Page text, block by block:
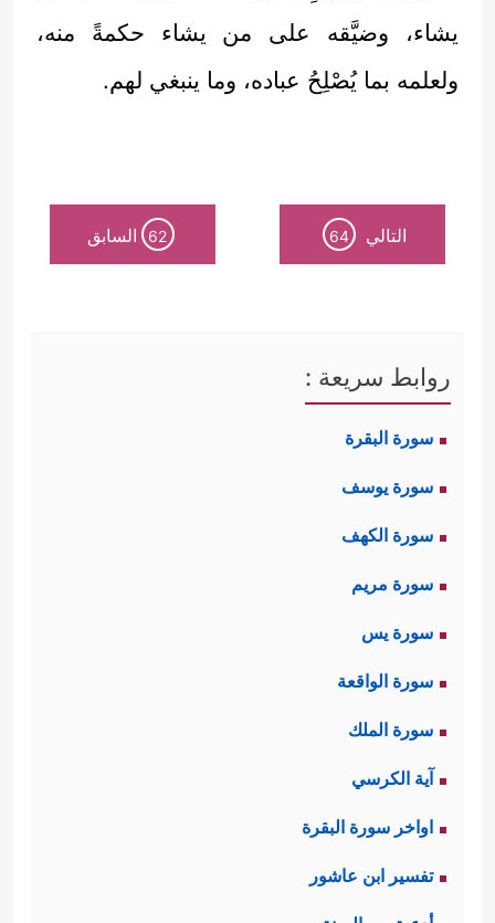
يشاء، وضيَّقه على من يشاء حكمةً منه،
ولعلمه بما يُصْلِحُ عباده، وما ينبغي لهم.
التالي 64
62 السابق
روابط سريعة :
سورة البقرة
سورة يوسف
سورة الكهف
سورة مريم
سورة يس
سورة الواقعة
سورة الملك
آية الكرسي
اواخر سورة البقرة
تفسير ابن عاشور